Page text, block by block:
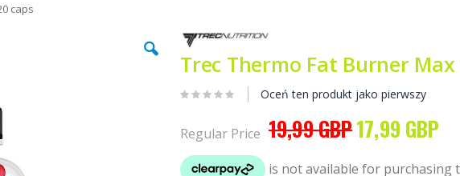
caps
Trec Thermo Fat Burner Max
Oceń ten produkt jako pierwszy
Regular Price 19,99 GBP Special
Price
17,99 GBP